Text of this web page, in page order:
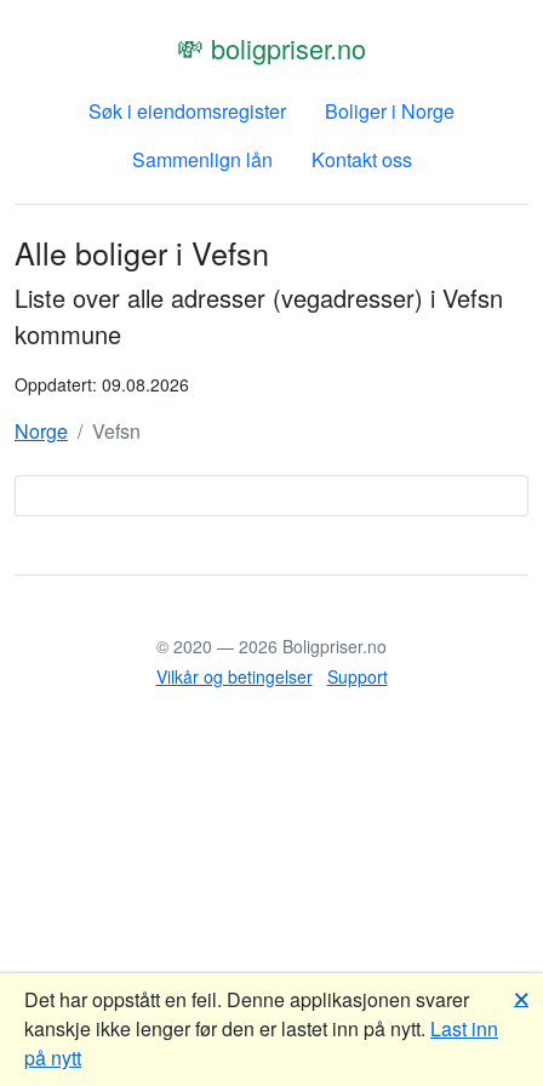
💸 boligpriser.no
Søk i eiendomsregister
Boliger i Norge
Sammenlign lån
Kontakt oss
Alle boliger i Vefsn
Liste over alle adresser (vegadresser) i Vefsn
kommune
Oppdatert: 09.08.2026
Norge Vefsn
© 2020 — 2026 Boligpriser.no
Vilkår og betingelser
Support
Det har oppstått en feil. Denne applikasjonen svarer
kanskje ikke lenger før den er lastet inn på nytt. Last inn
på nytt
🗙